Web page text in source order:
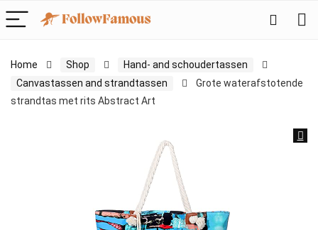
Home Shop
Hand- and schoudertassen
Canvastassen and strandtassen
Grote waterafstotende
strandtas met rits Abstract Art